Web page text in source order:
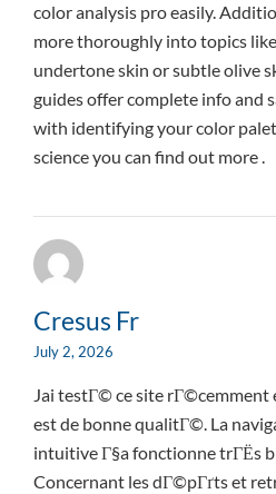
color analysis pro easily.
more thoroughly into topics
undertone skin or subtle olive
guides offer complete info and
with identifying your color
science you can find out more .
Cresus Fr
July 2, 2026
Jai testГ© ce site rГ©cemment
est de bonne qualitГ©. La
intuitive Г§a fonctionne trГЁs
Concernant les dГ©pГґts et